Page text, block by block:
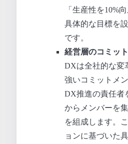
「生産性を10%
具体的な目標を
です。
経営層のコミッ
DXは全社的な変
強いコミットメ
DX推進の責任者
からメンバーを
を組成します。
ョンに基づいた